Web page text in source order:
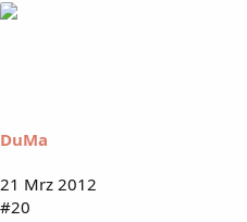
DuMa
21 Mrz 2012
#20